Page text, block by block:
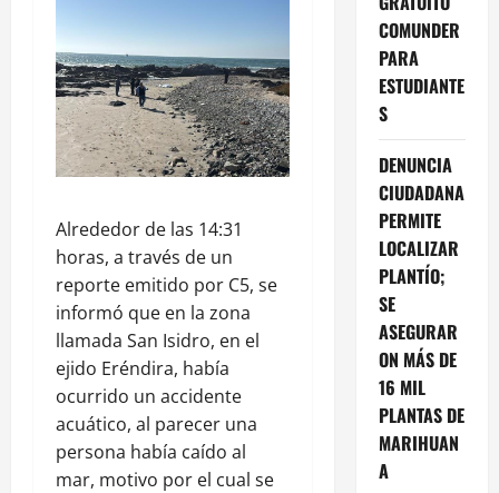
Alrededor de las 14:31
horas, a través de un
reporte emitido por C5, se
informó que en la zona
llamada San Isidro, en el
ejido Eréndira, había
ocurrido un accidente
acuático, al parecer una
persona había caído al
mar, motivo por el cual se
COMUNDER
PARA
ESTUDIANTE
S
DENUNCIA
CIUDADANA
PERMITE
LOCALIZAR
PLANTÍO;
SE
ASEGURAR
ON MÁS DE
16 MIL
PLANTAS DE
MARIHUAN
A